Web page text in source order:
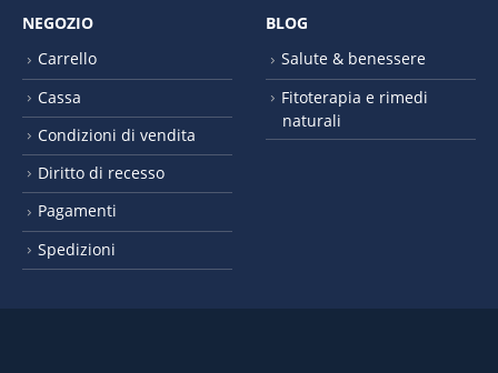
NEGOZIO
Carrello
Cassa
Condizioni di vendita
Diritto di recesso
Pagamenti
Spedizioni
BLOG
Salute & benessere
Fitoterapia e rimedi
naturali